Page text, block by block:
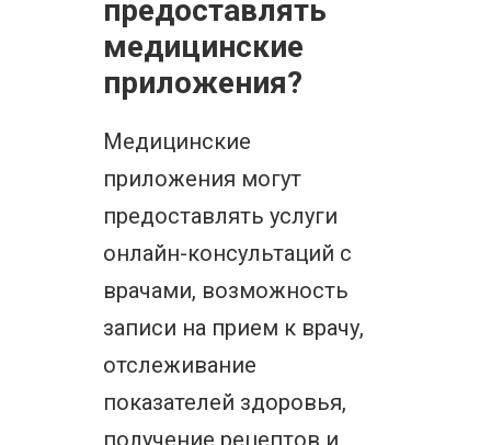
предоставлять
медицинские
приложения?
Медицинские
приложения могут
предоставлять услуги
онлайн-консультаций с
врачами, возможность
записи на прием к врачу,
отслеживание
показателей здоровья,
получение рецептов и